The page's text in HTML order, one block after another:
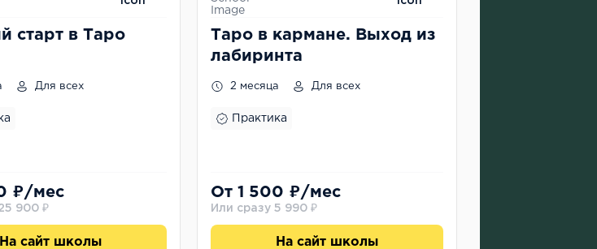
старт в Таро
Для всех
₽/мес
900 ₽
На сайт школы
Таро в кармане. Выход из
лабиринта
2 месяца Для всех
Практика
От 1 500 ₽/мес
Или сразу 5 990 ₽
На сайт школы